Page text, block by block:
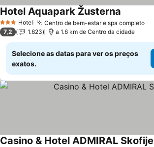
3 EstrelasHotel Centro de bem-estar e spa completo
Hotel Aquapark Žusterna
7,2 1.623 a 1.6 km de Centro da cidade
Selecione as datas para ver os preços
exatos.
Casino & Hotel ADMIRAL Skofije